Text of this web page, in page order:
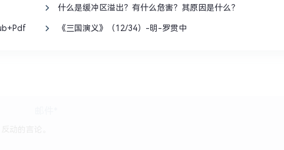
什么是缓冲区溢出？有什么危害？其原因是什么？
《三国演义》（12/34）-明-罗贯中